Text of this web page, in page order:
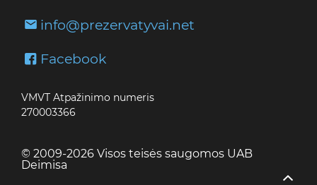
info@prezervatyvai.net
Facebook
VMVT Atpažinimo numeris
270003366
© 2009-2026 Visos teisės saugomos UAB
Deimisa